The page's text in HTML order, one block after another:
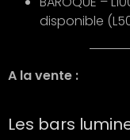
disponible
A la vente :
Les bars